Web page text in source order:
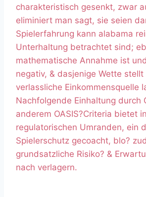
charakteristisch gesenkt, zwar
eliminiert man sagt, sie seien
Spielerfahrung kann alabama
Unterhaltung betrachtet sind;
mathematische Annahme ist
negativ, & dasjenige Wette stellt
verlassliche Einkommensquelle
Nachfolgende Einhaltung durch
anderem OASIS?Criteria bietet
regulatorischen Umranden, ein
Spielerschutz gecoacht, blo?
grundsatzliche Risiko? &
nach verlagern.